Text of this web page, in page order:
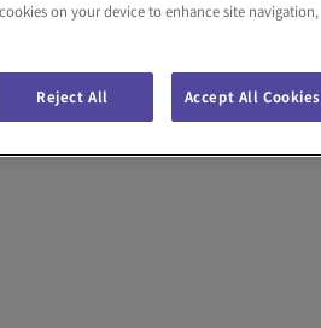
on your device to enhance site navigation,
Reject All Accept All Cookies